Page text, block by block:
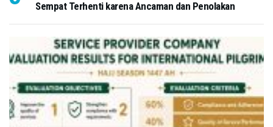
Sempat Terhenti karena Ancaman dan Penolakan